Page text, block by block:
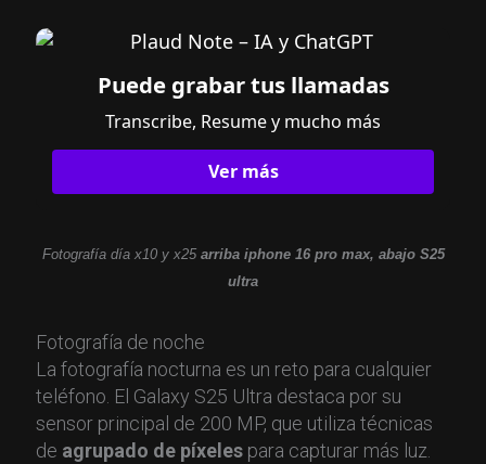
Puede grabar tus llamadas
Transcribe, Resume y mucho más
Ver más
Fotografía día x10 y x25arriba iphone 16 pro max, abajo S25
ultra
Fotografía de noche
La fotografía nocturna es un reto para cualquier
teléfono. El Galaxy S25 Ultra destaca por su
sensor principal de 200 MP, que utiliza técnicas
de agrupado de píxelespara capturar más luz.